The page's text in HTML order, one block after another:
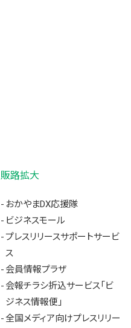
販路拡大
おかやまDX応援隊
ビジネスモール
プレスリリースサポートサービ
ス
会員情報プラザ
会報チラシ折込サービス「ビ
ジネス情報便」
全国メディア向けプレスリリー